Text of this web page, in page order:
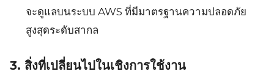
จะดูแลบนระบบ AWS ที่มีมาตรฐานความปลอดภัย
สูงสุดระดับสากล
3. สิ่งที่เปลี่ยนไปในเชิงการใช้งาน